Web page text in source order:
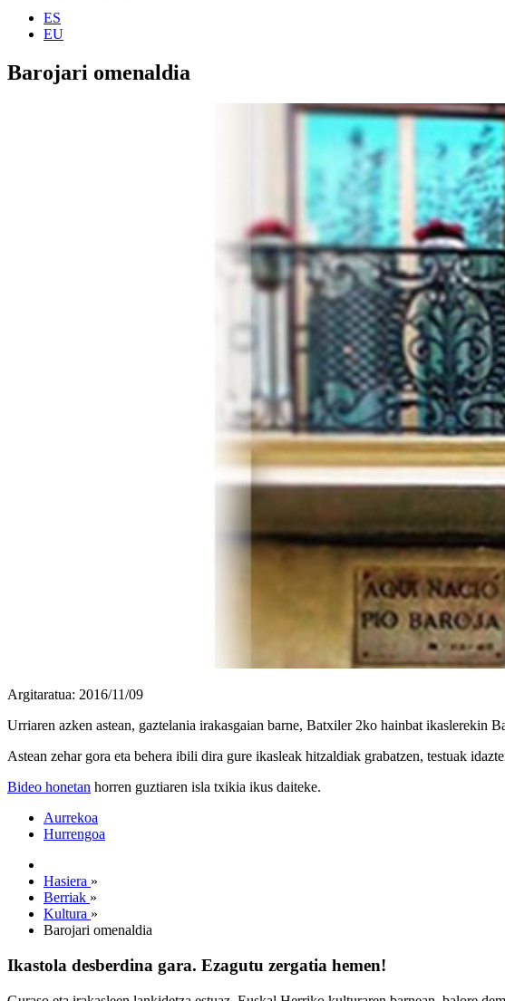
ES
EU
Barojari omenaldia
Argitaratua: 2016/11/09
Urriaren azken astean, gaztelania irakasgaian barne, Batxiler 2ko hainbat ikaslerekin
Astean zehar gora eta behera ibili dira gure ikasleak hitzaldiak grabatzen, testuak
Bideo honetan horren guztiaren isla txikia ikus daiteke.
Aurrekoa
Hurrengoa
Hasiera »
Berriak »
Kultura »
Barojari omenaldia
Ikastola desberdina gara. Ezagutu zergatia hemen!